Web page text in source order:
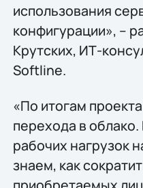
использования
конфигурации», –
Крутских, ИТ-
Softline.
«По итогам
перехода в
рабочих нагрузок
знаем, как